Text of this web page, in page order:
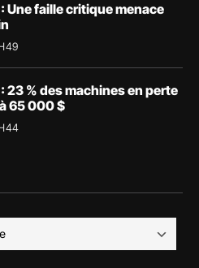
Une faille critique menace
23 % des machines en perte
65 000 $